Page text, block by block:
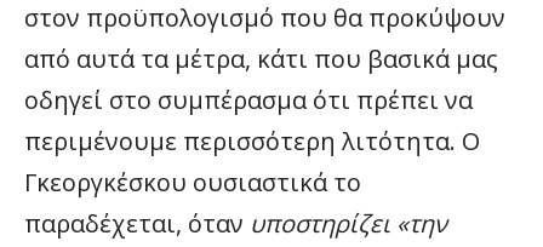
στον προϋπολογισμό που θα προκύψουν
από αυτά τα μέτρα, κάτι που βασικά μας
οδηγεί στο συμπέρασμα ότι πρέπει να
περιμένουμε περισσότερη λιτότητα. Ο
Γκεοργκέσκου ουσιαστικά το
παραδέχεται, όταν υποστηρίζει «την